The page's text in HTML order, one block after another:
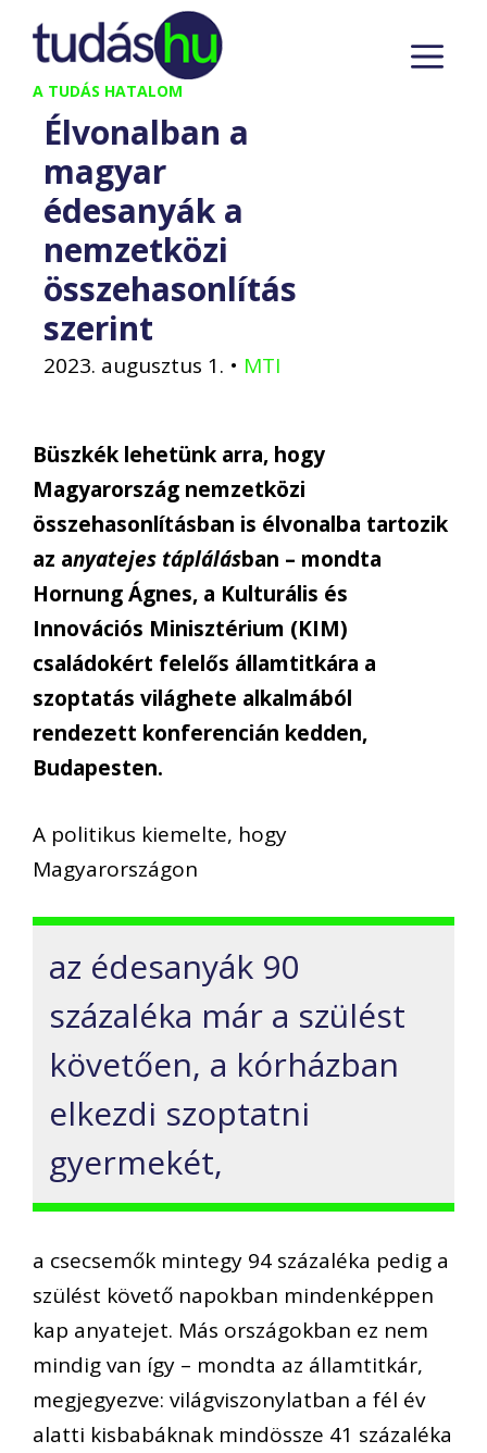
Kilépés
tartalomba
A TUDÁS HATALOM
Élvonalban a
magyar
édesanyák a
nemzetközi
összehasonlítás
szerint
2023. augusztus 1. • MTI
Büszkék lehetünk arra, hogy
Magyarország nemzetközi
összehasonlításban is élvonalba tartozik
az anyatejes táplálásban – mondta
Hornung Ágnes, a Kulturális és
Innovációs Minisztérium (KIM)
családokért felelős államtitkára a
szoptatás világhete alkalmából
rendezett konferencián kedden,
Budapesten.
A politikus kiemelte, hogy
Magyarországon
az édesanyák 90
százaléka már a szülést
követően, a kórházban
elkezdi szoptatni
gyermekét,
a csecsemők mintegy 94 százaléka pedig a
szülést követő napokban mindenképpen
kap anyatejet. Más országokban ez nem
mindig van így – mondta az államtitkár,
megjegyezve: világviszonylatban a fél év
alatti kisbabáknak mindössze 41 százaléka